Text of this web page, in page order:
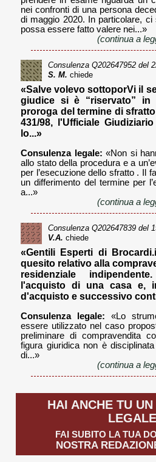
nei confronti di una persona
di maggio 2020. In particolare,
possa essere fatto valere nei...»
(continua a
Consulenza Q202647952 del
S. M. chiede
«Salve volevo sottoporVi il
giudice si è “riservato” in
proroga del termine di
431/98, l'Ufficiale
lo...»
Consulenza legale: «Non si
allo stato della procedura e a
per l’esecuzione dello sfratto . Il
un differimento del termine per
a...»
(continua a
Consulenza Q202647839 del
V.A. chiede
«Gentili Esperti di
quesito relativo alla
residenziale
l'acquisto di una casa e,
d'acquisto e successivo
Consulenza legale: «Lo
essere utilizzato nel caso
preliminare di compravendita
figura giuridica non è
di...»
(continua a
HAI ANCHE TU
FAI SUBITO LA TUA
NOSTRA